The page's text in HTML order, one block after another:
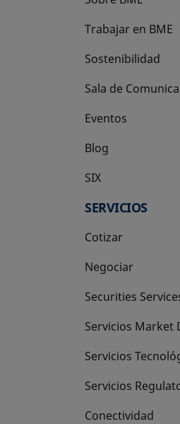
Trabajar en BME
Sostenibilidad
Sala de
Eventos
Blog
SIX
se abre en una
SERVICIOS
Cotizar
Negociar
Securities
Servicios Market
Servicios
Servicios
Conectividad